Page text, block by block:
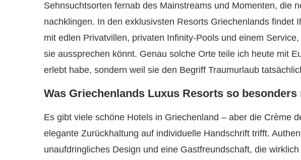
Sehnsuchtsorten fernab des Mainstreams und Momenten, die
nachklingen. In den exklusivsten Resorts Griechenlands findet
mit edlen Privatvillen, privaten Infinity-Pools und einem
sie aussprechen könnt. Genau solche Orte teile ich heute mit
erlebt habe, sondern weil sie den Begriff Traumurlaub
Was Griechenlands Luxus Resorts so besonders
Es gibt viele schöne Hotels in Griechenland – aber die Crème
elegante Zurückhaltung auf individuelle Handschrift trifft.
unaufdringliches Design und eine Gastfreundschaft, die